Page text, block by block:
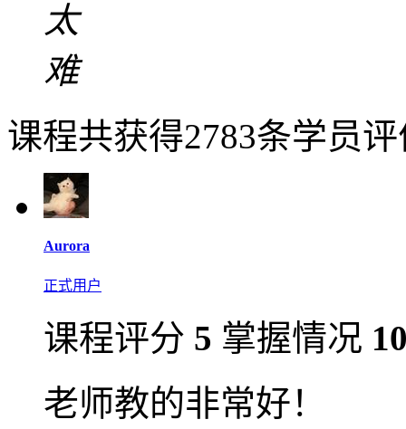
太
难
课程共获得2783条学员
Aurora
正式用户
课程评分 5 掌握情况
老师教的非常好！